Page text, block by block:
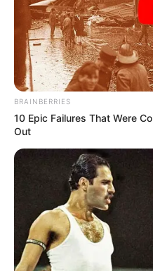
BRAINBERRIES
10 Epic Failures That Were
Out